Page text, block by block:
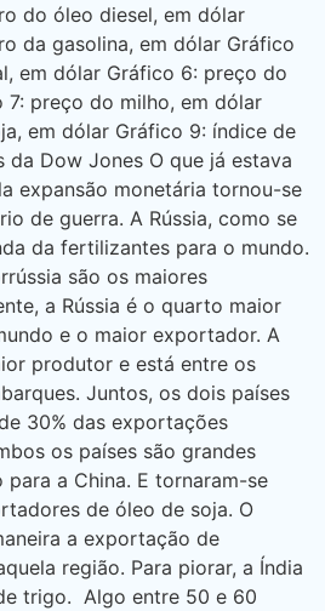
do óleo diesel, em dólar
da gasolina, em dólar Gráfico
em dólar Gráfico 6: preço do
preço do milho, em dólar
em dólar Gráfico 9: índice de
Dow Jones O que já estava
expansão monetária tornou-se
de guerra. A Rússia, como se
da fertilizantes para o mundo.
são os maiores
a Rússia é o quarto maior
e o maior exportador. A
produtor e está entre os
Juntos, os dois países
30% das exportações
os países são grandes
a China. E tornaram-se
de óleo de soja. O
a exportação de
região. Para piorar, a Índia
trigo. Algo entre 50 e 60